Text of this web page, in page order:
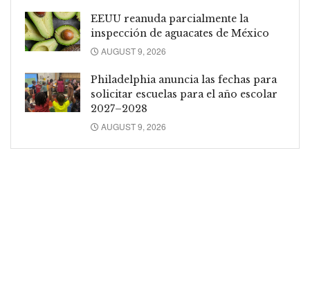
EEUU reanuda parcialmente la
inspección de aguacates de México
AUGUST 9, 2026
Philadelphia anuncia las fechas para
solicitar escuelas para el año escolar
2027–2028
AUGUST 9, 2026